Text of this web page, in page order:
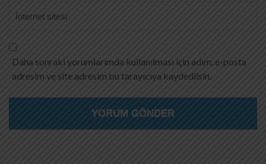
Daha sonraki yorumlarımda kullanılması için adım, e-posta
adresim ve site adresim bu tarayıcıya kaydedilsin.